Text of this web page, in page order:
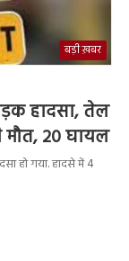
बड़ी ख़बर
हादसा, तेल
मौत, 20 घायल
हो गया. हादसे में 4